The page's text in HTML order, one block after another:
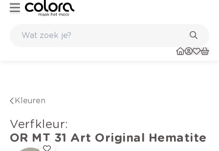
Kleuren
verfkleur:
OR MT 31 Art Original Hematite